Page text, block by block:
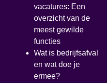
vacatures: Een
overzicht van de
meest gewilde
functies
Wat is bedrijfsafval
en wat doe je
ermee?